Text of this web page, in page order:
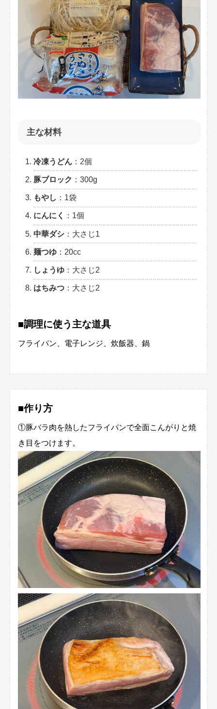
主な材料
冷凍うどん ：2個
豚ブロック ：300g
もやし ：1袋
にんにく ：1個
中華ダシ ：大さじ1
麺つゆ ：20cc
しょうゆ ：大さじ2
はちみつ ：大さじ2
■調理に使う主な道具
フライパン、電子レンジ、炊飯器、鍋
■作り方
①豚バラ肉を熱したフライパンで全面こんがりと焼
き目をつけます。